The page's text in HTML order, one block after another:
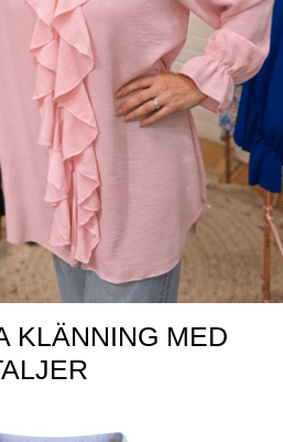
KLÄNNING MED